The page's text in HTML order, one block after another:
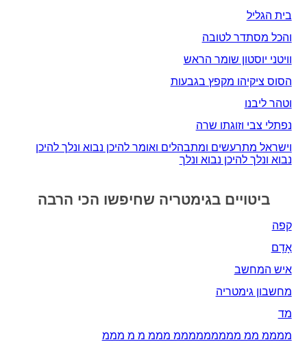
בית הגליל
והכל מסתדר לטובה
וויטני יוסטון שומר הראש
הסוס ציקיהו מקפץ בגבעות
וטהר ליבנו
נפתלי צבי וזוגתו שרה
וישראל מתרעשים ומתבהלים ואומר להיכן נבוא ונלך להיכן
נבוא ונלך להיכן נבוא ונלך
ביטויים בגימטריה שחיפשו הכי הרבה
קפה
אָדָם‎
איש המחשב
מחשבון גימטריה
מד
ממממ ממ מממממממממ מממ מ מ מממ